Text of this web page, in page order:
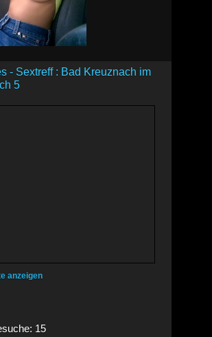
- Sextreff : Bad Kreuznach im
5
anzeigen
15